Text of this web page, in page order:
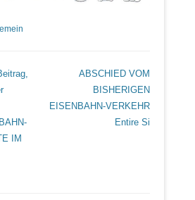
IM
ABSCHIED VOM
BISHERIGEN
EISENBAHN-VERKEHR
Entire Si